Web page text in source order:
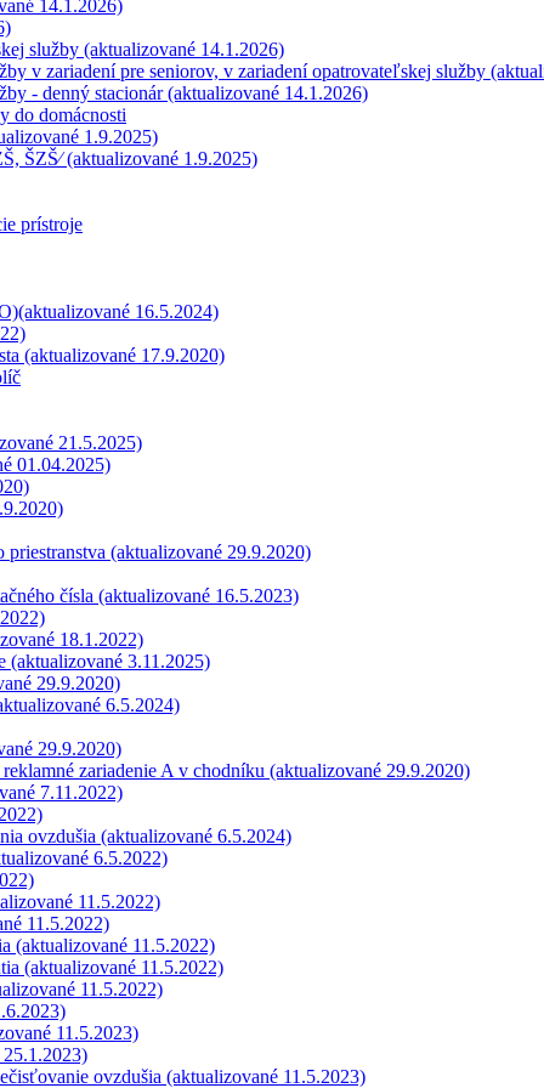
14.1.2026)
služby (aktualizované 14.1.2026)
v zariadení pre seniorov, v zariadení opatrovateľskej služby
- denný stacionár (aktualizované 14.1.2026)
do domácnosti
1.9.2025)
ŠZŠ⁄ (aktualizované 1.9.2025)
prístroje
16.5.2024)
(aktualizované 17.9.2020)
21.5.2025)
01.04.2025)
(aktualizované 29.9.2020)
čísla (aktualizované 16.5.2023)
18.1.2022)
(aktualizované 3.11.2025)
29.9.2020)
6.5.2024)
29.9.2020)
zariadenie A v chodníku (aktualizované 29.9.2020)
7.11.2022)
ovzdušia (aktualizované 6.5.2024)
6.5.2022)
11.5.2022)
11.5.2022)
(aktualizované 11.5.2022)
(aktualizované 11.5.2022)
11.5.2022)
11.5.2023)
ovzdušia (aktualizované 11.5.2023)